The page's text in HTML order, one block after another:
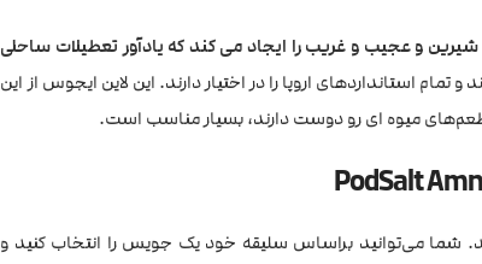
و عجیب و غریب را ایجاد می کند که یادآور تعطیلات ساحلی
استانداردهای اروپا را در اختیار دارند. این لاین ایجوس از این
میوه ای رو دوست دارند، بسیار مناسب است.
شما می‌توانید براساس سلیقه خود یک جویس را انتخاب کنید و